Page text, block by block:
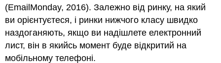
(EmailMonday, 2016). Залежно від ринку, на який
ви орієнтуєтеся, і ринки нижчого класу швидко
наздоганяють, якщо ви надішлете електронний
лист, він в якийсь момент буде відкритий на
мобільному телефоні.